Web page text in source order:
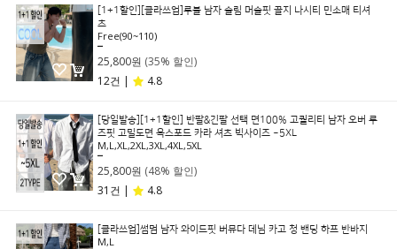
[1+1할인][클라쓰업]루블 남자 슬림 머슬핏 골지 나시티 민소매 티셔
츠
Free(90~110)
25,800원 (35% 할인)
12건 |
4.8
[당일발송][1+1할인] 반팔&긴팔 선택 면100% 고퀄리티 남자 오버 루
즈핏 고밀도면 옥스포드 카라 셔츠 빅사이즈 ~5XL
M,L,XL,2XL,3XL,4XL,5XL
25,800원 (48% 할인)
31건 |
4.8
[클라쓰업]썸멈 남자 와이드핏 버뮤다 데님 카고 청 밴딩 하프 반바지
M,L